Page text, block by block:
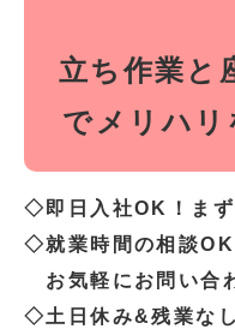
立ち作業と
でメリハリ
◇即日入社OK！ま
◇就業時間の相談OK
お気軽にお問い合
◇土日休み&残業な